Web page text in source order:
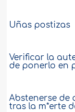
Uñas postizas
Verificar la
de ponerlo en
Abstenerse de
tras la m*erte